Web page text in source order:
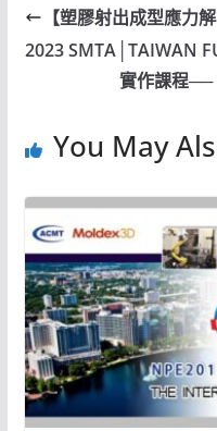
【塑膠射出成型應力
2023 SMTA│TAIWAN
實作課程──
You May